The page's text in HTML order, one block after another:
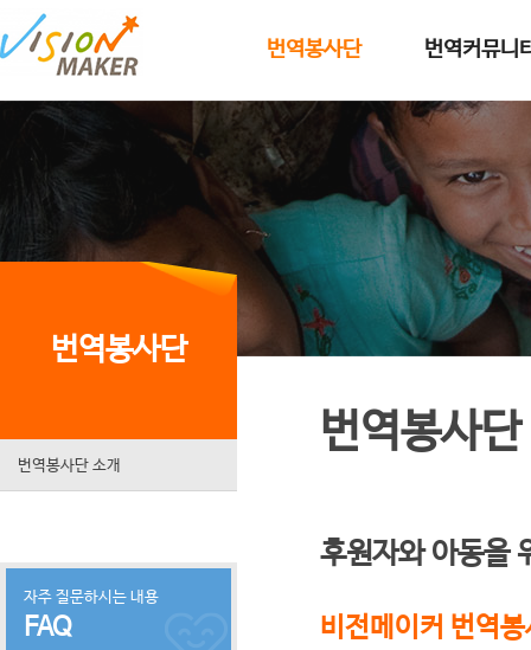
메인메뉴로 이동
메인메뉴 건너뛰고 본문으로 이동
번역봉사단 번역커뮤니
번역봉사단
번역봉사단 소개
자주 질문하시는 내용
FAQ
번역봉사
후원자와 아동을
비전메이커 번역